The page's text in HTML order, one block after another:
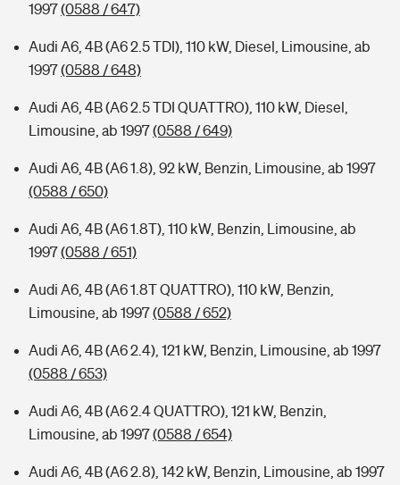
1997(0588 / 647)
Audi A6, 4B (A6 2.5 TDI), 110 kW, Diesel, Limousine, ab
1997(0588 / 648)
Audi A6, 4B (A6 2.5 TDI QUATTRO), 110 kW, Diesel,
Limousine, ab 1997(0588 / 649)
Audi A6, 4B (A6 1.8), 92 kW, Benzin, Limousine, ab 1997
(0588 / 650)
Audi A6, 4B (A6 1.8T), 110 kW, Benzin, Limousine, ab
1997(0588 / 651)
Audi A6, 4B (A6 1.8T QUATTRO), 110 kW, Benzin,
Limousine, ab 1997(0588 / 652)
Audi A6, 4B (A6 2.4), 121 kW, Benzin, Limousine, ab 1997
(0588 / 653)
Audi A6, 4B (A6 2.4 QUATTRO), 121 kW, Benzin,
Limousine, ab 1997(0588 / 654)
Audi A6, 4B (A6 2.8), 142 kW, Benzin, Limousine, ab 1997